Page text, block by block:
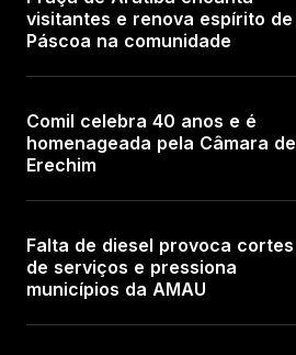
visitantes e renova espírito de
Páscoa na comunidade
Comil celebra 40 anos e é
homenageada pela Câmara de
Erechim
Falta de diesel provoca cortes
de serviços e pressiona
municípios da AMAU